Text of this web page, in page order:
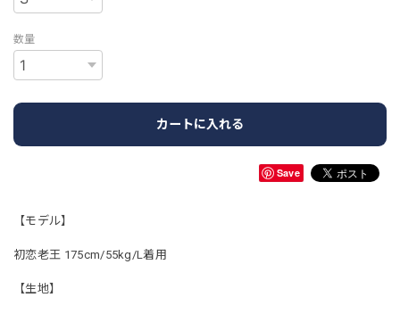
数量
カートに入れる
Save
【モデル】
初恋老王 175cm/55kg/L着用
【生地】